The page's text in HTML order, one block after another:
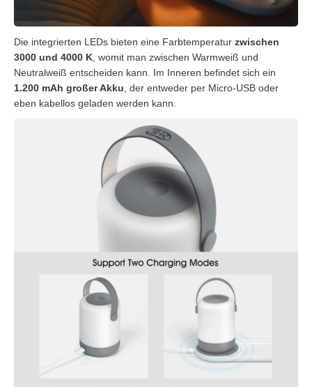
Die integrierten LEDs bieten eine Farbtemperatur zwischen
3000 und 4000 K , womit man zwischen Warmweiß und
Neutralweiß entscheiden kann. Im Inneren befindet sich ein
1.200 mAh großer Akku , der entweder per Micro-USB oder
eben kabellos geladen werden kann.